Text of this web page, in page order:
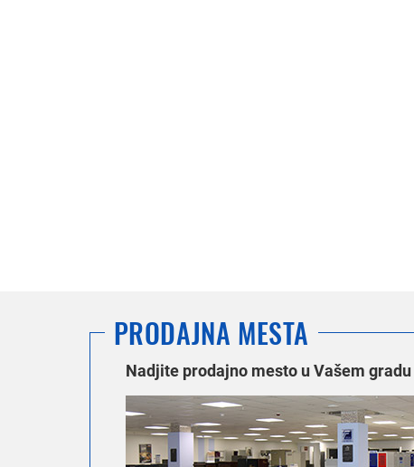
PRODAJNA MESTA
Nadjite prodajno mesto u Vašem gradu